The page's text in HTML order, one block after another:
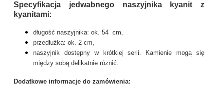
Specyfikacja jedwabnego naszyjnika kyanit z
kyanitami:
długość naszyjnika: ok. 54 cm,
przedłużka: ok. 2 cm,
naszyjnik dostępny w krótkiej serii. Kamienie mogą się
między sobą delikatnie różnić.
Dodatkowe informacje do zamówienia: